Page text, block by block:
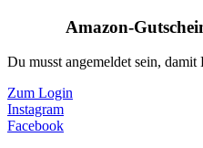
Amazon-
Du musst angemeldet sein,
Zum Login
Instagram
Facebook